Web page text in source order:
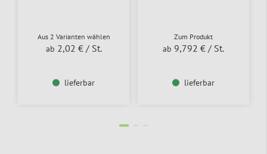
Aus 2 Varianten wählen
ab 2,02 € / St.
lieferbar
Zum Produkt
ab 9,792 € / St.
lieferbar